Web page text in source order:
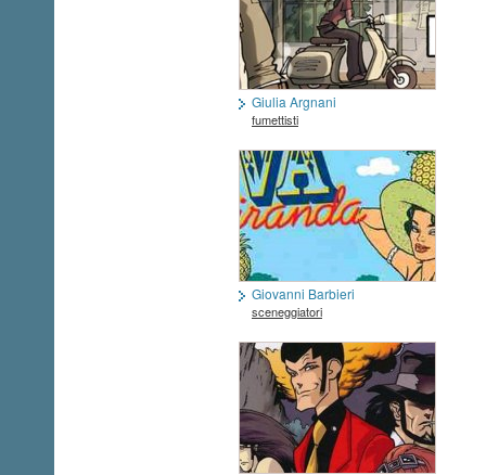
Giulia Argnani
fumettisti
Giovanni Barbieri
sceneggiatori